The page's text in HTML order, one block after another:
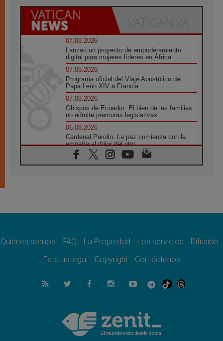
07.08.2026
Lanzan un proyecto de empoderamiento
digital para mujeres líderes en África
07.08.2026
Programa oficial del Viaje Apostólico del
Papa León XIV a Francia
07.08.2026
Obispos de Ecuador: El bien de las familias
no admite premuras legislativas
06.08.2026
Cardenal Parolin: La paz comienza con la
empatía al dolor del otro
06.08.2026
Fray Marco Vianelli: Aprender el Evangelio
06.08.2026
06.08.2026
medio de tensiones y ataques en el sur del
06.08.2026
Hiroshima y Nagasaki, 81 años después.
Pizzaballa en Asís: los cristianos quieren
paz
Quiénes somos FAQ La Propiedad Los servicios
Difusión
Estatus legal
Copyright Contáctenos